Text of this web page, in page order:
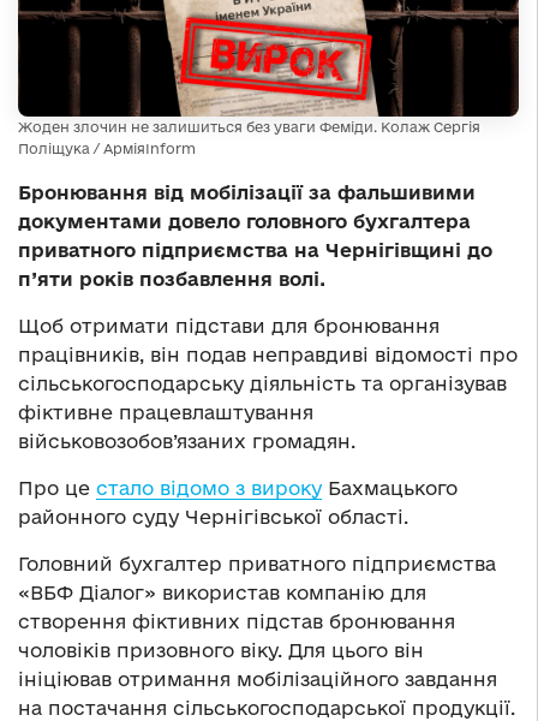
Жоден злочин не залишиться без уваги Феміди. Колаж Сергія
Поліщука / АрміяInform
Бронювання від мобілізації за фальшивими
документами довело головного бухгалтера
приватного підприємства на Чернігівщині до
п’яти років позбавлення волі.
Щоб отримати підстави для бронювання
працівників, він подав неправдиві відомості про
сільськогосподарську діяльність та організував
фіктивне працевлаштування
військовозобов’язаних громадян.
Про це стало відомо з вироку Бахмацького
районного суду Чернігівської області.
Головний бухгалтер приватного підприємства
«ВБФ Діалог» використав компанію для
створення фіктивних підстав бронювання
чоловіків призовного віку. Для цього він
ініціював отримання мобілізаційного завдання
на постачання сільськогосподарської продукції.